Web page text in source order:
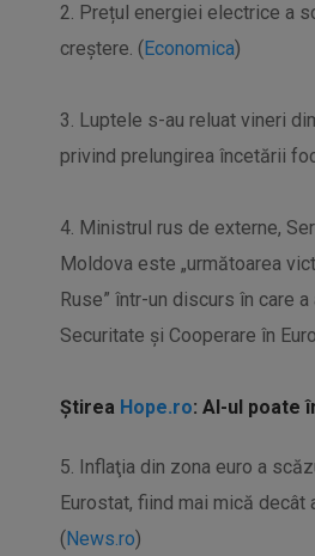
2. Prețul energiei electrice a
creștere. (Economica)
3. Luptele s-au reluat vineri
privind prelungirea încetării
4. Ministrul rus de externe,
Moldova este „următoarea
Ruse” într-un discurs în care
Securitate şi Cooperare în
Știrea Hope.ro: AI-ul poate
5. Inflaţia din zona euro a
Eurostat, fiind mai mică
(News.ro)